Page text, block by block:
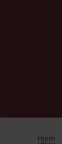
Hjem